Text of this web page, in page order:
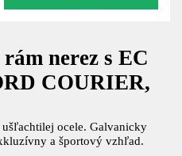
nerez s EC
COURIER,
ocele. Galvanicky
a športový vzhľad.